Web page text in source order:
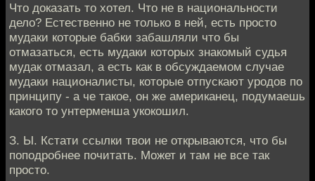
Что доказать то хотел. Что не в национальности
дело? Естественно не только в ней, есть просто
мудаки которые бабки забашляли что бы
отмазаться, есть мудаки которых знакомый судья
мудак отмазал, а есть как в обсуждаемом случае
мудаки националисты, которые отпускают уродов по
принципу - а че такое, он же американец, подумаешь
какого то унтерменша укокошил.
З. Ы. Кстати ссылки твои не открываются, что бы
поподробнее почитать. Может и там не все так
просто.